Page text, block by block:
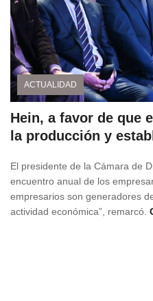
ACTUALIDAD
Hein, a favor de que
la producción y
El presidente de la Cámara de
encuentro anual de los
empresarios son generadores
actividad económica”, remarcó.